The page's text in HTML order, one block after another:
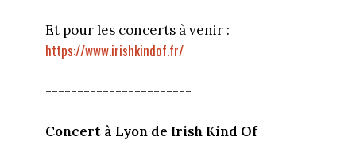
Et pour les concerts à venir :
https://www.irishkindof.fr/
-----------------------
Concert à Lyon de Irish Kind Of